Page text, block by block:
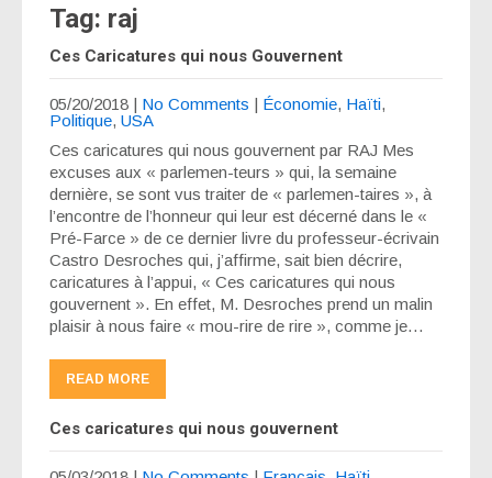
Tag: raj
Ces Caricatures qui nous Gouvernent
05/20/2018 | No Comments | Économie, Haïti,
Politique, USA
Ces caricatures qui nous gouvernent par RAJ Mes
excuses aux « parlemen-teurs » qui, la semaine
dernière, se sont vus traiter de « parlemen-taires », à
l’encontre de l’honneur qui leur est décerné dans le «
Pré-Farce » de ce dernier livre du professeur-écrivain
Castro Desroches qui, j’affirme, sait bien décrire,
caricatures à l’appui, « Ces caricatures qui nous
gouvernent ». En effet, M. Desroches prend un malin
plaisir à nous faire « mou-rire de rire », comme je…
READ MORE
Ces caricatures qui nous gouvernent